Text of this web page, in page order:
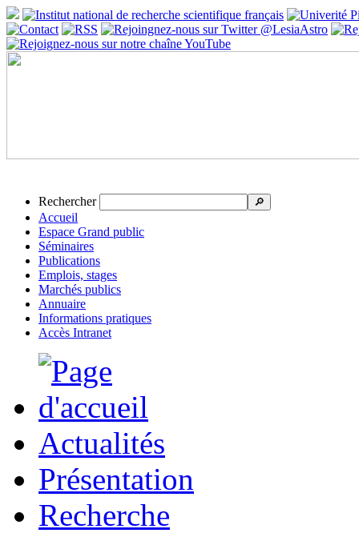
Rechercher 🔎
Accueil
Espace Grand public
Séminaires
Publications
Emplois, stages
Marchés publics
Annuaire
Informations pratiques
Accès Intranet
Actualités
Présentation
Recherche